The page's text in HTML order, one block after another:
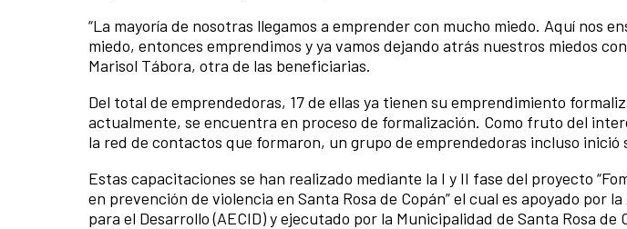
“La mayoría de nosotras llegamos a emprender con mucho miedo. Aquí nos
miedo, entonces emprendimos y ya vamos dejando atrás nuestros miedos
Marisol Tábora, otra de las beneficiarias.
Del total de emprendedoras, 17 de ellas ya tienen su emprendimiento
actualmente, se encuentra en proceso de formalización. Como fruto del
la red de contactos que formaron, un grupo de emprendedoras incluso
Estas capacitaciones se han realizado mediante la I y II fase del proyecto
en prevención de violencia en Santa Rosa de Copán” el cual es apoyado por
para el Desarrollo (AECID) y ejecutado por la Municipalidad de Santa Rosa de